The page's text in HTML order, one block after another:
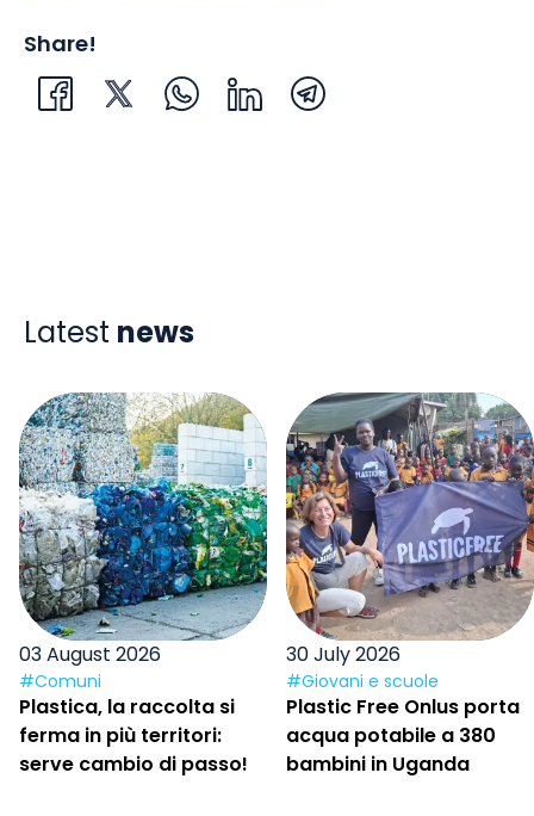
Share!
Latest news
03 August 2026
#Comuni
Plastica, la raccolta si
ferma in più territori:
serve cambio di passo!
30 July 2026
#Giovani e scuole
Plastic Free Onlus porta
acqua potabile a 380
bambini in Uganda